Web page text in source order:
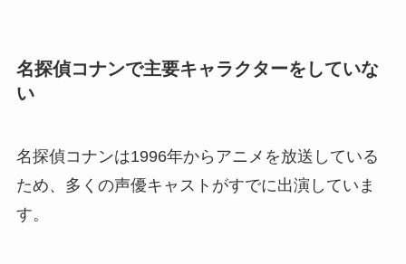
名探偵コナンで主要キャラクターをしていな
い
名探偵コナンは1996年からアニメを放送している
ため、多くの声優キャストがすでに出演していま
す。